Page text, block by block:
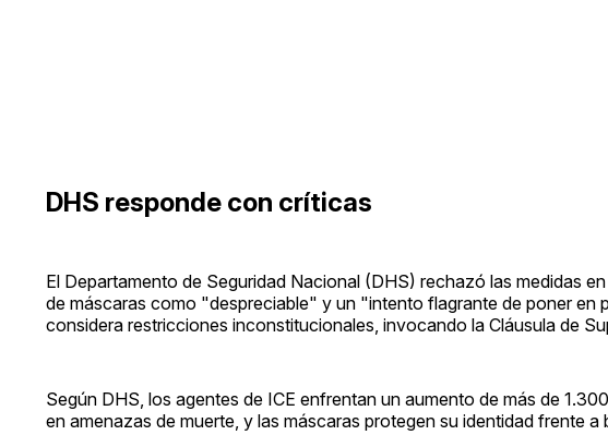
DHS responde con críticas
El Departamento de Seguridad Nacional (DHS) rechazó las medidas
de máscaras como "despreciable" y un "intento flagrante de poner en
considera restricciones inconstitucionales, invocando la Cláusula de
Según DHS, los agentes de ICE enfrentan un aumento de más de
en amenazas de muerte, y las máscaras protegen su identidad frente